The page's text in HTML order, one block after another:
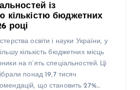
із
кількістю бюджетних
році
освіти і науки України, у
кількість бюджетних місць
на п’ять спеціальностей. Ці
понад 19,7 тисяч
що становить 27%…